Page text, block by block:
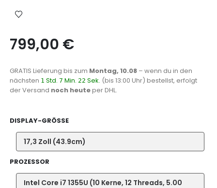
799,00 €
GRATIS Lieferung bis zum Montag, 10.08 – wenn du in den
nächsten 1 Std. 7 Min. 22 Sek. (bis 13:00 Uhr) bestellst, erfolgt
der Versand noch heuteper DHL.
DISPLAY-GRÖSSE
17,3 Zoll (43.9cm)
PROZESSOR
Intel Core i7 1355U (10 Kerne, 12 Threads, 5.00